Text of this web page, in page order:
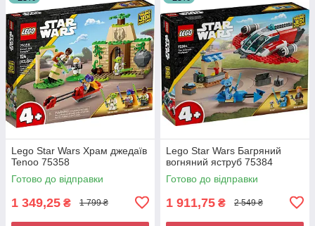
Lego Star Wars Храм джедаїв
Tenoo 75358
Готово до відправки
1 349,25 ₴ 1 799 ₴
Lego Star Wars Багряний
вогняний яструб 75384
Готово до відправки
1 911,75 ₴ 2 549 ₴